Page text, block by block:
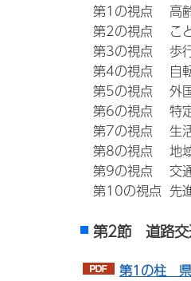
第1の視点 高齢
第2の視点 こど
第3の視点 歩行
第4の視点 自転
第5の視点 外国
第6の視点 特定
第7の視点 生活
第8の視点 地域
第9の視点 交通
第10の視点 先
第2節 道路交
第1の柱 県